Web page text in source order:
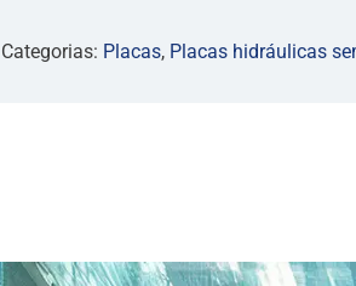
Categorias: Placas, Placas hidráulicas